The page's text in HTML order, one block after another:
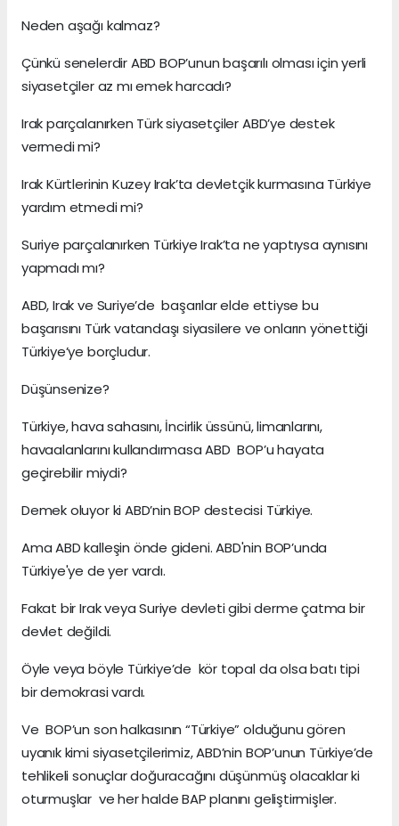
Neden aşağı kalmaz?
Çünkü senelerdir ABD BOP’unun başarılı olması için yerli
siyasetçiler az mı emek harcadı?
Irak parçalanırken Türk siyasetçiler ABD’ye destek
vermedi mi?
Irak Kürtlerinin Kuzey Irak’ta devletçik kurmasına Türkiye
yardım etmedi mi?
Suriye parçalanırken Türkiye Irak’ta ne yaptıysa aynısını
yapmadı mı?
ABD, Irak ve Suriye’de başarılar elde ettiyse bu
başarısını Türk vatandaşı siyasilere ve onların yönettiği
Türkiye’ye borçludur.
Düşünsenize?
Türkiye, hava sahasını, İncirlik üssünü, limanlarını,
havaalanlarını kullandırmasa ABD BOP’u hayata
geçirebilir miydi?
Demek oluyor ki ABD’nin BOP destecisi Türkiye.
Ama ABD kalleşin önde gideni. ABD'nin BOP’unda
Türkiye'ye de yer vardı.
Fakat bir Irak veya Suriye devleti gibi derme çatma bir
devlet değildi.
Öyle veya böyle Türkiye’de kör topal da olsa batı tipi
bir demokrasi vardı.
Ve BOP’un son halkasının “Türkiye” olduğunu gören
uyanık kimi siyasetçilerimiz, ABD’nin BOP’unun Türkiye’de
tehlikeli sonuçlar doğuracağını düşünmüş olacaklar ki
oturmuşlar ve her halde BAP planını geliştirmişler.